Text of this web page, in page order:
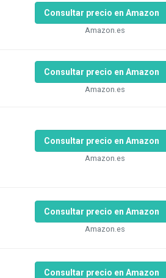
Consultar precio en Amazon
Amazon.es
Consultar precio en Amazon
Amazon.es
Consultar precio en Amazon
Amazon.es
Consultar precio en Amazon
Amazon.es
Consultar precio en Amazon